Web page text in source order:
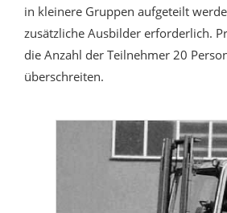
in kleinere Gruppen aufgeteilt
zusätzliche Ausbilder erforderlich.
die Anzahl der Teilnehmer 20
überschreiten.